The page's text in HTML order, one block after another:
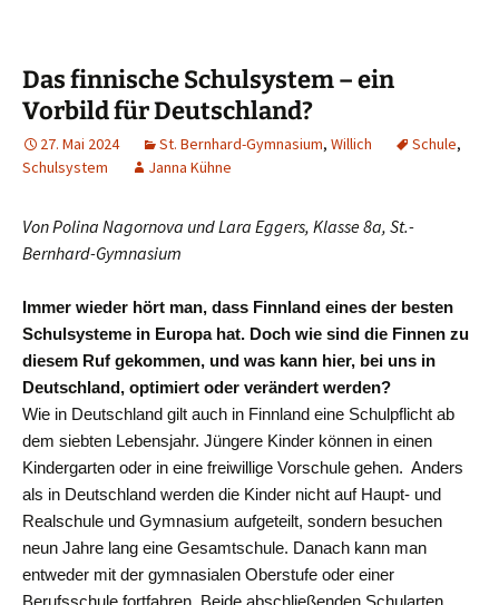
Das finnische Schulsystem – ein
Vorbild für Deutschland?
27. Mai 2024 St. Bernhard-Gymnasium, Willich Schule,
Schulsystem
Janna Kühne
Von Polina Nagornova und Lara Eggers, Klasse 8a, St.-
Bernhard-Gymnasium
Immer wieder hört man, dass Finnland eines der besten
Schulsysteme in Europa hat. Doch wie sind die Finnen zu
diesem Ruf gekommen, und was kann hier, bei uns in
Deutschland, optimiert oder verändert werden?
Wie in Deutschland gilt auch in Finnland eine Schulpflicht ab
dem siebten Lebensjahr. Jüngere Kinder können in einen
Kindergarten oder in eine freiwillige Vorschule gehen. Anders
als in Deutschland werden die Kinder nicht auf Haupt- und
Realschule und Gymnasium aufgeteilt, sondern besuchen
neun Jahre lang eine Gesamtschule. Danach kann man
entweder mit der gymnasialen Oberstufe oder einer